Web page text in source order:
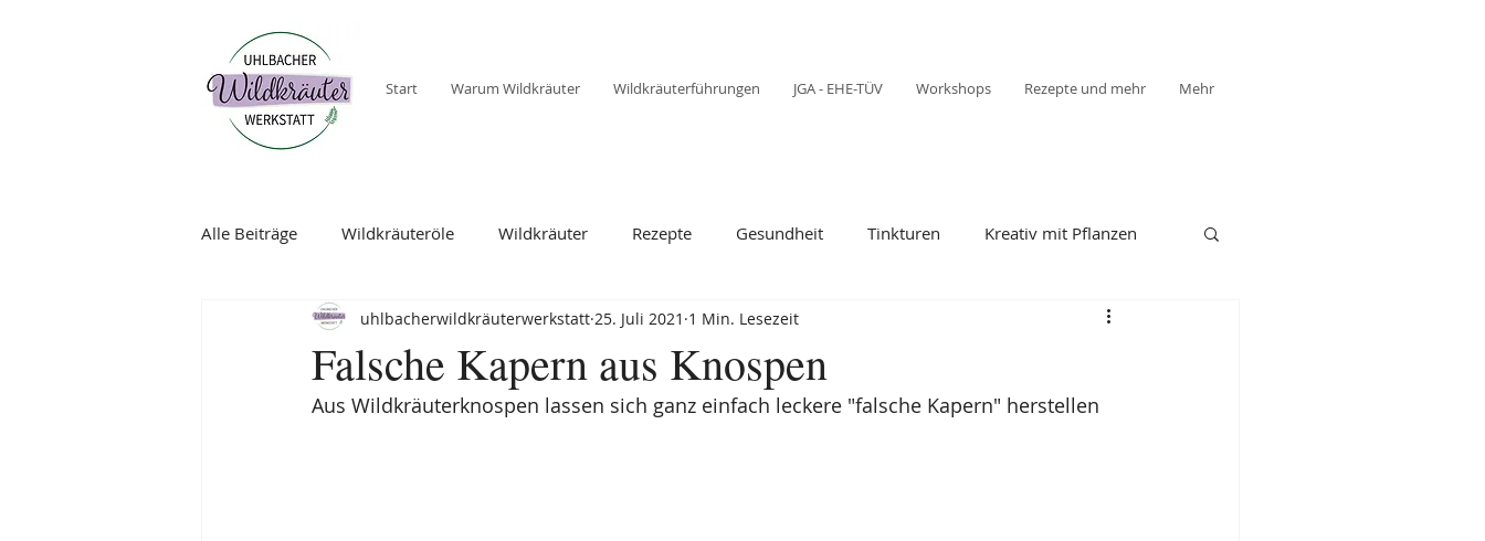
Start Warum Wildkräuter Wildkräuterführungen JGA - EHE-TÜV Workshops Rezepte und mehr Mehr
Alle Beiträge Wildkräuteröle Wildkräuter Rezepte Gesundheit Tinkturen Kreativ mit Pflanzen
Falsche Kapern aus Knospen
uhlbacherwildkräuterwerkstatt 25. Juli 2021 1 Min. Lesezeit
Aus Wildkräuterknospen lassen sich ganz einfach leckere "falsche Kapern" herstellen